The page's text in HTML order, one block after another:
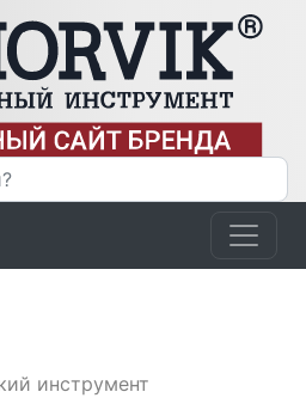
инструмент